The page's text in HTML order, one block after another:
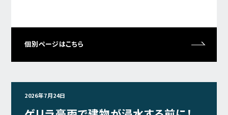
個別ページはこちら
2026年7月24日